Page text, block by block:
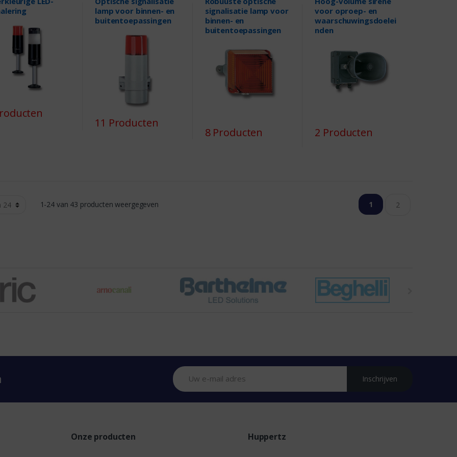
lamp voor binnen- en
buitentoepassingen
11 Producten
signalisatie lamp voor
binnen- en
buitentoepassingen
8 Producten
voor oproep- en
waarschuwingsdoelei
nden
2 Producten
1-24 van 43 producten weergegeven 1 2
Inschrijven
Onze producten Huppertz